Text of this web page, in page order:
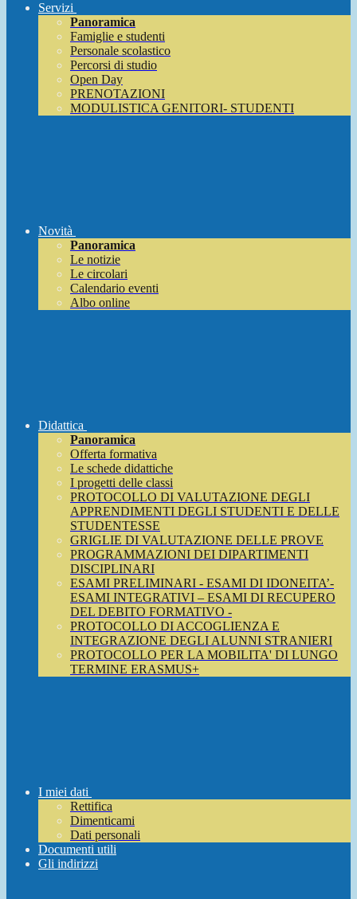
Servizi
Panoramica
Famiglie e studenti
Personale scolastico
Percorsi di studio
Open Day
PRENOTAZIONI
MODULISTICA GENITORI- STUDENTI
Novità
Panoramica
Le notizie
Le circolari
Calendario eventi
Albo online
Didattica
Panoramica
Offerta formativa
Le schede didattiche
I progetti delle classi
PROTOCOLLO DI VALUTAZIONE DEGLI
APPRENDIMENTI DEGLI STUDENTI E DELLE
STUDENTESSE
GRIGLIE DI VALUTAZIONE DELLE PROVE
PROGRAMMAZIONI DEI DIPARTIMENTI
DISCIPLINARI
ESAMI PRELIMINARI - ESAMI DI IDONEITA’-
ESAMI INTEGRATIVI – ESAMI DI RECUPERO
DEL DEBITO FORMATIVO -
PROTOCOLLO DI ACCOGLIENZA E
INTEGRAZIONE DEGLI ALUNNI STRANIERI
PROTOCOLLO PER LA MOBILITA' DI LUNGO
TERMINE ERASMUS+
I miei dati
Rettifica
Dimenticami
Dati personali
Documenti utili
Gli indirizzi